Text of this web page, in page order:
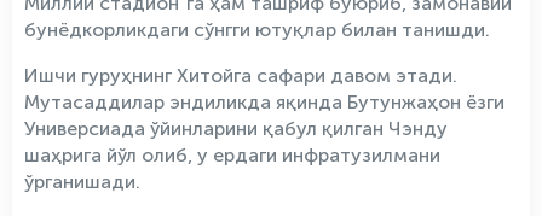
бунёдкорликдаги сўнгги ютуқлар билан танишди.
Ишчи гуруҳнинг Хитойга сафари давом этади.
Мутасаддилар эндиликда яқинда Бутунжаҳон ёзги
Универсиада ўйинларини қабул қилган Чэнду
шаҳрига йўл олиб, у ердаги инфратузилмани
ўрганишади.